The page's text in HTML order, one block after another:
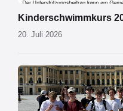
Kinderschwimmkurs
20. Juli 2026
MS
Nötsch
Wien